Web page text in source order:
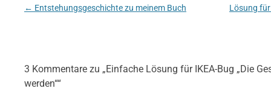
Beitragsnavigation
← Entstehungsgeschichte zu meinem Buch Lösung
3 Kommentare zu „Einfache Lösung für IKEA-Bug „Die
werden““